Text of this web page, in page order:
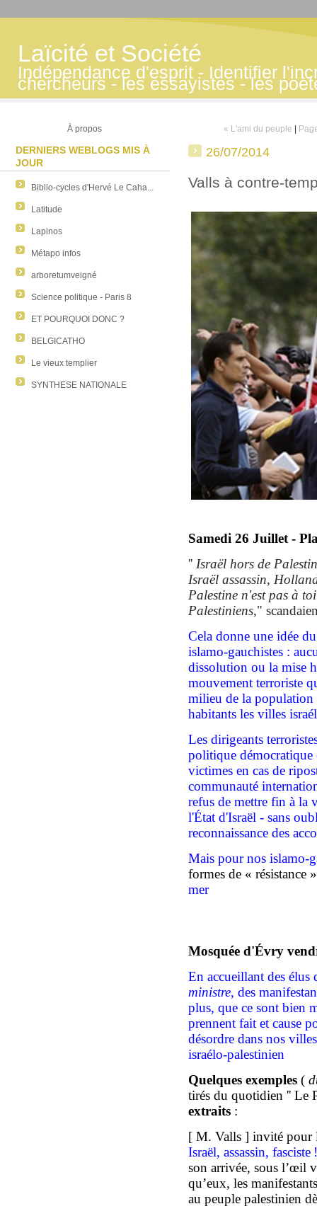
Laïcité et Société
Indépendance d'esprit - Identifier
chercheurs - les essayistes - les
À propos
DERNIERS WEBLOGS MIS À
JOUR
Biblio-cycles d'Hervé Le Caha...
Latitude
Lapinos
Métapo infos
arboretumveigné
Science politique - Paris 8
ET POURQUOI DONC ?
BELGICATHO
Le vieux templier
SYNTHESE NATIONALE
« L'ami du peuple
26/07/2014
Valls à contre-
Samedi 26 Juillet -
'' Israël hors de
Israël assassin,
Palestine n'est pas à
Palestiniens,"
Cela donne une idée
islamo-gauchistes :
dissolution ou la mise
mouvement terroriste
milieu de la population
habitants les villes
Les dirigeants
politique démocratique
victimes en cas de
communauté
refus de mettre fin à la
l'État d'Israël - sans
reconnaissance des
Mais pour nos islamo-
formes de « résistance
mer
Mosquée d'Évry
En accueillant des
ministre, des
plus, que ce sont bien
prennent fait et cause
désordre dans nos
israélo-palestinien
Quelques exemples (
tirés du quotidien '' Le
extraits :
[ M. Valls ] invité pour
Israël, assassin,
son arrivée, sous l’œil
qu’eux, les
au peuple palestinien